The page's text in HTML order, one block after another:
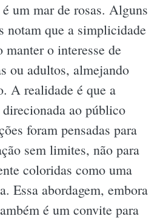
um mar de rosas. Alguns
notam que a simplicidade
manter o interesse de
ou adultos, almejando
A realidade é que a
ao público
foram pensadas para
sem limites, não para
coloridas como uma
Essa abordagem, embora
é um convite para